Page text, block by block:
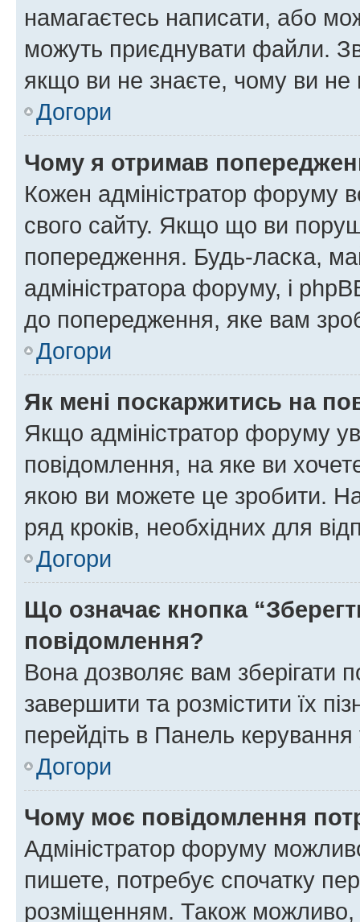
намагаєтесь написати, або
можуть приєднувати файли.
якщо ви не знаєте, чому ви
Догори
Чому я отримав
Кожен адміністратор форуму
свого сайту. Якщо що ви
попередження. Будь-ласка,
адміністратора форуму, і
до попередження, яке вам
Догори
Як мені поскаржитись на
Якщо адміністратор форуму
повідомлення, на яке ви
якою ви можете це зробити.
ряд кроків, необхідних для
Догори
Що означає кнопка
повідомлення?
Вона дозволяє вам зберігати
завершити та розмістити їх
перейдіть в Панель керування
Догори
Чому моє повідомлення
Адміністратор форуму
пишете, потребує спочатку
розміщенням. Також можливо,